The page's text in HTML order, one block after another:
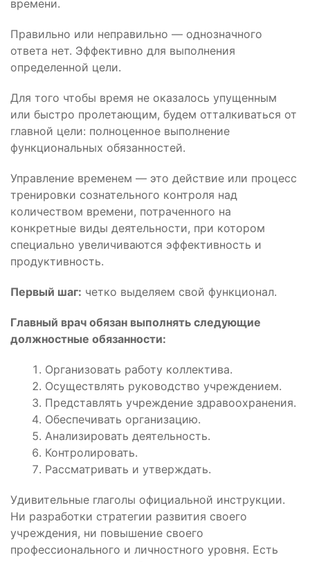
времени.
Правильно или неправильно — однозначного
ответа нет. Эффективно для выполнения
определенной цели.
Для того чтобы время не оказалось упущенным
или быстро пролетающим, будем отталкиваться от
главной цели: полноценное выполнение
функциональных обязанностей.
Управление временем — это действие или процесс
тренировки сознательного контроля над
количеством времени, потраченного на
конкретные виды деятельности, при котором
специально увеличиваются эффективность и
продуктивность.
Первый шаг: четко выделяем свой функционал.
Главный врач обязан выполнять следующие
должностные обязанности:
Организовать работу коллектива.
Осуществлять руководство учреждением.
Представлять учреждение здравоохранения.
Обеспечивать организацию.
Анализировать деятельность.
Контролировать.
Рассматривать и утверждать.
Удивительные глаголы официальной инструкции.
Ни разработки стратегии развития своего
учреждения, ни повышение своего
профессионального и личностного уровня. Есть